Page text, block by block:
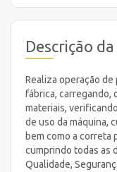
Descrição
Realiza operação
fábrica, carregando,
materiais,
de uso da máquina,
bem como a correta
cumprindo todas as
Qualidade,